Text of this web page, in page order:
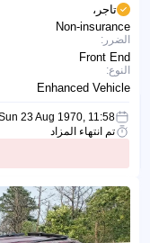
تاجر،
Non-insurance
الضرر:
Front End
النوع:
Enhanced Vehicle
23 Aug 1970, 11:58
تم انتهاء المزاد